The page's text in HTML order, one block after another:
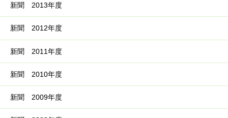
新聞 2013年度
新聞 2012年度
新聞 2011年度
新聞 2010年度
新聞 2009年度